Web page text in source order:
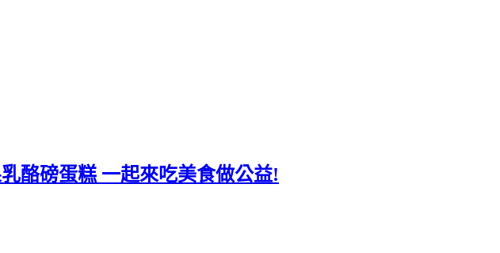
酪磅蛋糕 一起來吃美食做公益!